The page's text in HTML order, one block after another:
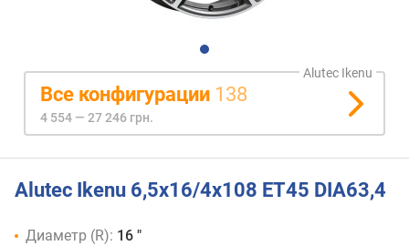
Alutec Ikenu
Все конфигурации 138
4 554 — 27 246 грн.
Alutec Ikenu 6,5x16/4x108 ET45 DIA63,4
Диаметр (R): 16 "